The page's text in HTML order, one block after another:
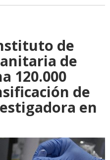
de
de
120.000
de
en